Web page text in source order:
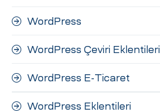
WordPress
WordPress Çeviri Eklentileri
WordPress E-Ticaret
WordPress Eklentileri